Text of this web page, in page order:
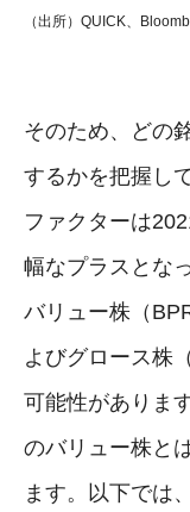
（出所）QUICK、
そのため、どの
するかを把握し
ファクターは
幅なプラスとな
バリュー株（
よびグロース株
可能性がありま
のバリュー株と
ます。以下では